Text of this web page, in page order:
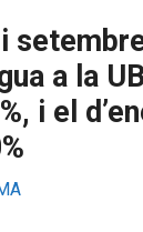
a la
i el